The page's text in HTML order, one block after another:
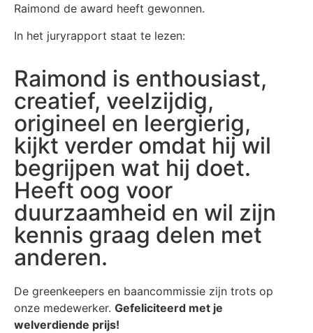
Raimond de award heeft gewonnen.
In het juryrapport staat te lezen:
Raimond is enthousiast,
creatief, veelzijdig,
origineel en leergierig,
kijkt verder omdat hij wil
begrijpen wat hij doet.
Heeft oog voor
duurzaamheid en wil zijn
kennis graag delen met
anderen.
De greenkeepers en baancommissie zijn trots op
onze medewerker. Gefeliciteerd met je
welverdiende prijs!